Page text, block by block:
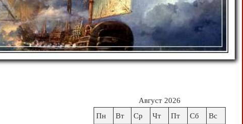
Август 2026
Пн
Вт Ср Чт Пт Сб Вс